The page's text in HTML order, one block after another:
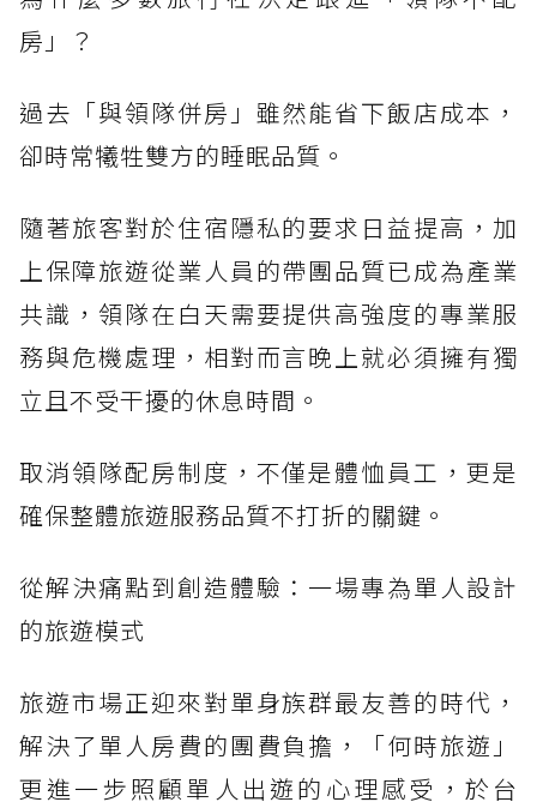
房」？
過去「與領隊併房」雖然能省下飯店成本，
卻時常犧牲雙方的睡眠品質。
隨著旅客對於住宿隱私的要求日益提高，加
上保障旅遊從業人員的帶團品質已成為產業
共識，領隊在白天需要提供高強度的專業服
務與危機處理，相對而言晚上就必須擁有獨
立且不受干擾的休息時間。
取消領隊配房制度，不僅是體恤員工，更是
確保整體旅遊服務品質不打折的關鍵。
從解決痛點到創造體驗：一場專為單人設計
的旅遊模式
旅遊市場正迎來對單身族群最友善的時代，
解決了單人房費的團費負擔，「何時旅遊」
更進一步照顧單人出遊的心理感受，於台